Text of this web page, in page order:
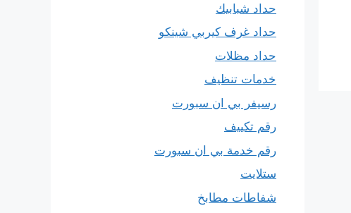
حداد شبابيك
حداد غرف كيربي شينكو
حداد مظلات
خدمات تنظيف
رسيفر بي ان سبورت
رقم تكييف
رقم خدمة بي ان سبورت
ستلايت
شفاطات مطابخ